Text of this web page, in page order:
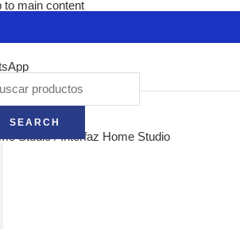
to main content
SEARCH
Studio/ Interfaz Home Studio